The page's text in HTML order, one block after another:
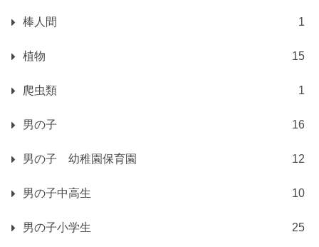
棒人間 1
植物 15
爬虫類 1
男の子 16
男の子 幼稚園保育園 12
男の子中高生 10
男の子小学生 25